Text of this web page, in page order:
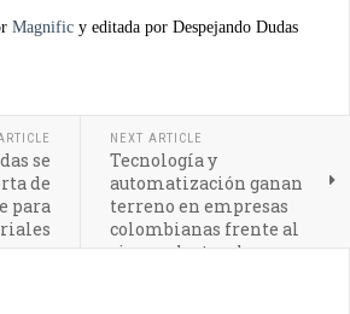
Magnific y editada por Despejando Dudas
se
de
para
NEXT ARTICLE
Tecnología y
automatización ganan
terreno en empresas
colombianas frente al
riesgo electoral y